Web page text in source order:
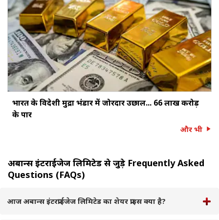
भारत के विदेशी मुद्रा भंडार में जोरदार उछाल... ₹66 लाख करोड़
के पार
और भी
अबान्स इंटरप्राईजेज लिमिटेड से जुड़े Frequently Asked
Questions (FAQs)
आज अबान्स इंटरप्राईजेज लिमिटेड का शेयर प्राइस क्या है?